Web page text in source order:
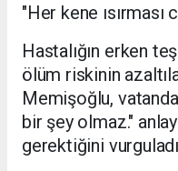
"Her kene ısırması
Hastalığın erken
ölüm riskinin
Memişoğlu,
bir şey olmaz."
gerektiğini